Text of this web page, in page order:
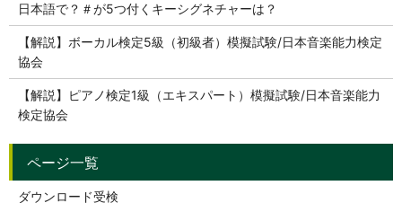
日本語で？＃が5つ付くキーシグネチャーは？
【解説】ボーカル検定5級（初級者）模擬試験/日本音楽能力検定
協会
【解説】ピアノ検定1級（エキスパート）模擬試験/日本音楽能力
検定協会
ダウンロード受検